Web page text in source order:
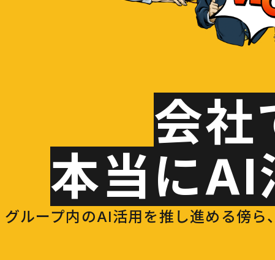
会社
本当にAI
グループ内のAI活用を推し進める傍